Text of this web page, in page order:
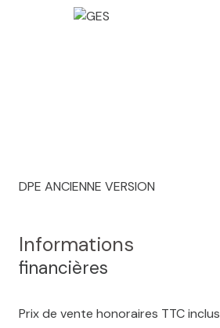
DPE ANCIENNE VERSION
Informations
financières
Prix de vente honoraires TTC inclus